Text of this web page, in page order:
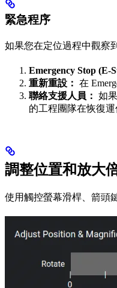
緊急程序
如果您在定位過程中觀察
Emergency Stop (E-
重新重設： 在
聯絡支援人員： 如
的工程團隊在恢復
調整位置和放大
使用觸控螢幕滑桿、箭頭